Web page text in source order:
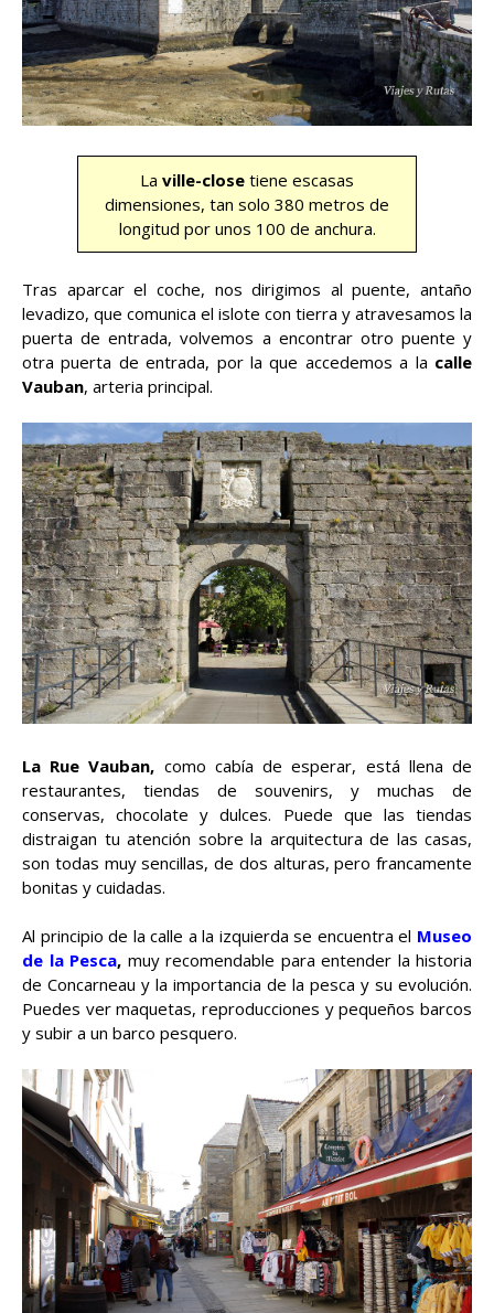
La ville-close tiene escasas
dimensiones, tan solo 380 metros de
longitud por unos 100 de anchura.
Tras aparcar el coche, nos dirigimos al puente, antaño
levadizo, que comunica el islote con tierra y atravesamos la
puerta de entrada, volvemos a encontrar otro puente y
otra puerta de entrada, por la que accedemos a la calle
Vauban, arteria principal.
La Rue Vauban, como cabía de esperar, está llena de
restaurantes, tiendas de souvenirs, y muchas de
conservas, chocolate y dulces. Puede que las tiendas
distraigan tu atención sobre la arquitectura de las casas,
son todas muy sencillas, de dos alturas, pero francamente
bonitas y cuidadas.
Al principio de la calle a la izquierda se encuentra el Museo
de la Pesca, muy recomendable para entender la historia
de Concarneau y la importancia de la pesca y su evolución.
Puedes ver maquetas, reproducciones y pequeños barcos
y subir a un barco pesquero.